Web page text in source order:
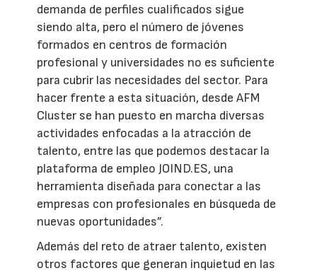
demanda de perfiles cualificados sigue
siendo alta, pero el número de jóvenes
formados en centros de formación
profesional y universidades no es suficiente
para cubrir las necesidades del sector. Para
hacer frente a esta situación, desde AFM
Cluster se han puesto en marcha diversas
actividades enfocadas a la atracción de
talento, entre las que podemos destacar la
plataforma de empleo JOIND.ES, una
herramienta diseñada para conectar a las
empresas con profesionales en búsqueda de
nuevas oportunidades”.
Además del reto de atraer talento, existen
otros factores que generan inquietud en las